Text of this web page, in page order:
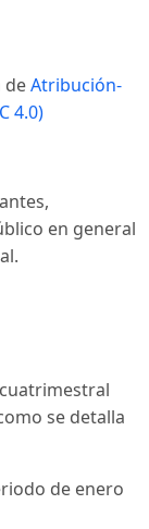
deAtribución-
4.0)
en general
se detalla
de enero